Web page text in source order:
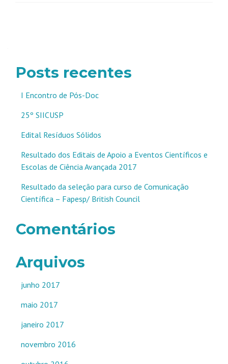
Posts recentes
I Encontro de Pós-Doc
25º SIICUSP
Edital Resíduos Sólidos
Resultado dos Editais de Apoio a Eventos Científicos e
Escolas de Ciência Avançada 2017
Resultado da seleção para curso de Comunicação
Científica – Fapesp/ British Council
Comentários
Arquivos
junho 2017
maio 2017
janeiro 2017
novembro 2016